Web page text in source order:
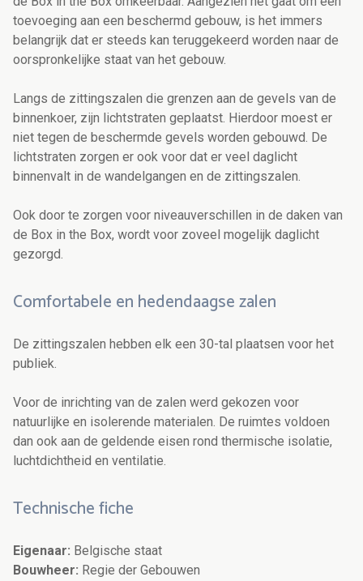
toevoeging aan een beschermd gebouw, is het immers
belangrijk dat er steeds kan teruggekeerd worden naar de
oorspronkelijke staat van het gebouw.
Langs de zittingszalen die grenzen aan de gevels van de
binnenkoer, zijn lichtstraten geplaatst. Hierdoor moest er
niet tegen de beschermde gevels worden gebouwd. De
lichtstraten zorgen er ook voor dat er veel daglicht
binnenvalt in de wandelgangen en de zittingszalen.
Ook door te zorgen voor niveauverschillen in de daken van
de Box in the Box, wordt voor zoveel mogelijk daglicht
gezorgd.
Comfortabele en hedendaagse zalen
De zittingszalen hebben elk een 30-tal plaatsen voor het
publiek.
Voor de inrichting van de zalen werd gekozen voor
natuurlijke en isolerende materialen. De ruimtes voldoen
dan ook aan de geldende eisen rond thermische isolatie,
luchtdichtheid en ventilatie.
Technische fiche
Eigenaar: Belgische staat
Bouwheer: Regie der Gebouwen